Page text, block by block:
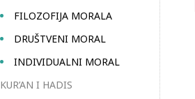
FILOZOFIJA MORALA
DRUŠTVENI MORAL
INDIVIDUALNI MORAL
KUR’AN I HADIS